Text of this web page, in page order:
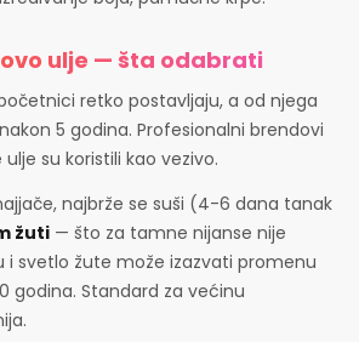
ulje — šta odabrati
retko postavljaju, a od njega
5 godina. Profesionalni brendovi
su koristili kao vezivo.
najbrže se suši (4-6 dana tanak
žuti — što za tamne nijanse nije
i svetlo žute može izazvati promenu
godina. Standard za većinu